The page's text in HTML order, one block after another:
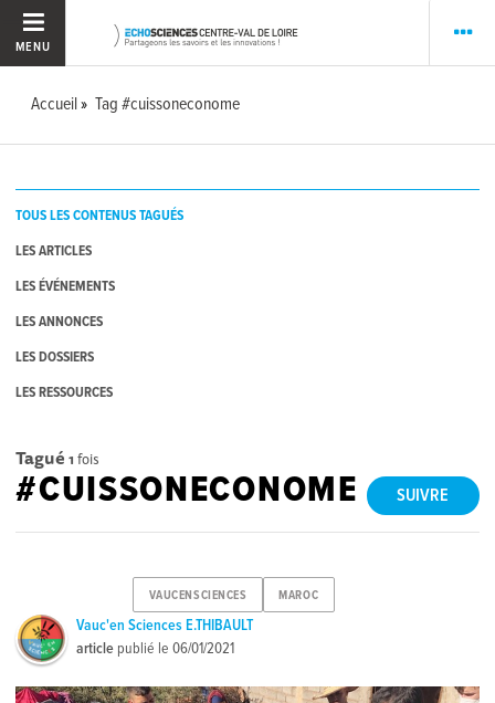
MENU
Accueil Tag #cuissoneconome
TOUS LES CONTENUS TAGUÉS
LES ARTICLES
LES ÉVÉNEMENTS
LES ANNONCES
LES DOSSIERS
LES RESSOURCES
Tagué 1 fois
SUIVRE
#CUISSONECONOME
VAUCENSCIENCES MAROC
Vauc'en Sciences E.THIBAULT
article publié le06/01/2021